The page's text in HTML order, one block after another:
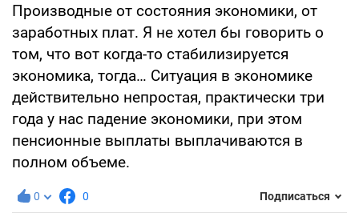
Производные от состояния экономики, от
заработных плат. Я не хотел бы говорить о
том, что вот когда-то стабилизируется
экономика, тогда… Ситуация в экономике
действительно непростая, практически три
года у нас падение экономики, при этом
пенсионные выплаты выплачиваются в
полном объеме.
0 0 Подписаться